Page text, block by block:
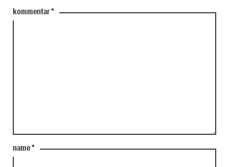
kommentar*
name*